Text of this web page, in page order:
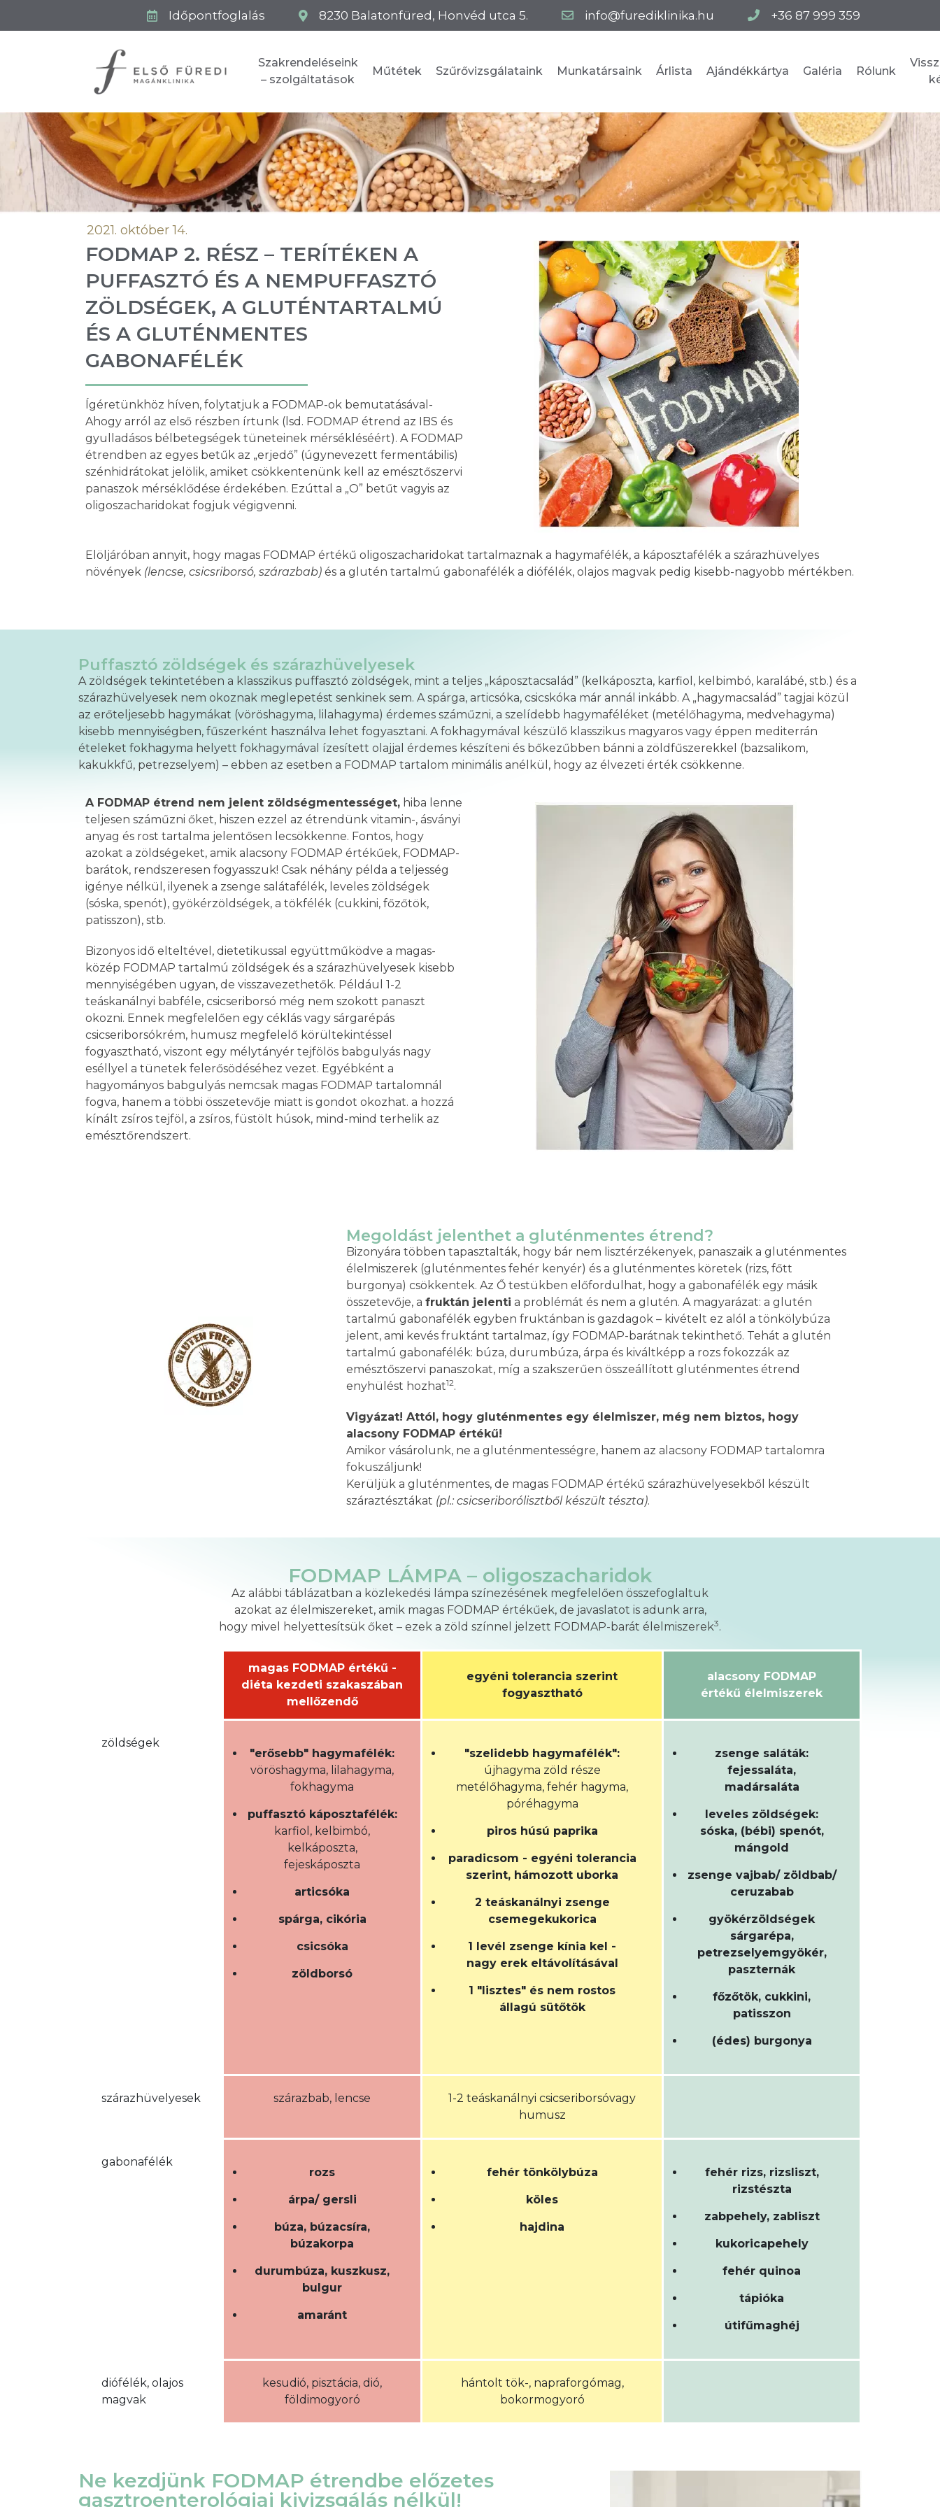
Időpontfoglalás 8230 Balatonfüred , Honvéd utca 5. info@furediklinika.hu +36 87 999 359
Szakrendeléseink
– szolgáltatások
Műtétek Szűrővizsgálataink Munkatársaink Árlista Ajándékkártya Galéria Rólunk
2021. október 14.
FODMAP 2. RÉSZ – TERÍTÉKEN A
PUFFASZTÓ ÉS A NEMPUFFASZTÓ
ZÖLDSÉGEK, A GLUTÉNTARTALMÚ
ÉS A GLUTÉNMENTES
GABONAFÉLÉK
Ígéretünkhöz híven, folytatjuk a FODMAP-ok bemutatásával-
Ahogy arról az első részben írtunk (lsd. FODMAP étrend az IBS és
gyulladásos bélbetegségek tüneteinek mérsékléséért). A FODMAP
étrendben az egyes betűk az „erjedő” (úgynevezett fermentábilis)
szénhidrátokat jelölik, amiket csökkentenünk kell az emésztőszervi
panaszok mérséklődése érdekében. Ezúttal a „O” betűt vagyis az
oligoszacharidokat fogjuk végigvenni.
Elöljáróban annyit, hogy magas FODMAP értékű oligoszacharidokat tartalmaznak a hagymafélék, a káposztafélék a szárazhüvelyes
növények (lencse, csicsriborsó, szárazbab) és a glutén tartalmú gabonafélék a diófélék, olajos magvak pedig kisebb-nagyobb mértékben.
Puffasztó zöldségek és szárazhüvelyesek
A zöldségek tekintetében a klasszikus puffasztó zöldségek, mint a teljes „káposztacsalád” (kelkáposzta, karfiol, kelbimbó, karalábé, stb.) és a
szárazhüvelyesek nem okoznak meglepetést senkinek sem. A spárga, articsóka, csicskóka már annál inkább. A „hagymacsalád” tagjai közül
az erőteljesebb hagymákat (vöröshagyma, lilahagyma) érdemes száműzni, a szelídebb hagymaféléket (metélőhagyma, medvehagyma)
kisebb mennyiségben, fűszerként használva lehet fogyasztani. A fokhagymával készülő klasszikus magyaros vagy éppen mediterrán
ételeket fokhagyma helyett fokhagymával ízesített olajjal érdemes készíteni és bőkezűbben bánni a zöldfűszerekkel (bazsalikom,
kakukkfű, petrezselyem) – ebben az esetben a FODMAP tartalom minimális anélkül, hogy az élvezeti érték csökkenne.
A FODMAP étrend nem jelent zöldségmentességet, hiba lenne
teljesen száműzni őket, hiszen ezzel az étrendünk vitamin-, ásványi
anyag és rost tartalma jelentősen lecsökkenne. Fontos, hogy
azokat a zöldségeket, amik alacsony FODMAP értékűek, FODMAP-
barátok, rendszeresen fogyasszuk! Csak néhány példa a teljesség
igénye nélkül, ilyenek a zsenge salátafélék, leveles zöldségek
(sóska, spenót), gyökérzöldségek, a tökfélék (cukkini, főzőtök,
patisszon), stb.
Bizonyos idő elteltével, dietetikussal együttműködve a magas-
közép FODMAP tartalmú zöldségek és a szárazhüvelyesek kisebb
mennyiségében ugyan, de visszavezethetők. Például 1-2
teáskanálnyi babféle, csicseriborsó még nem szokott panaszt
okozni. Ennek megfelelően egy céklás vagy sárgarépás
csicseriborsókrém, humusz megfelelő körültekintéssel
fogyasztható, viszont egy mélytányér tejfölös babgulyás nagy
eséllyel a tünetek felerősödéséhez vezet. Egyébként a
hagyományos babgulyás nemcsak magas FODMAP tartalomnál
fogva, hanem a többi összetevője miatt is gondot okozhat. a hozzá
kínált zsíros tejföl, a zsíros, füstölt húsok, mind-mind terhelik az
emésztőrendszert.
Megoldást jelenthet a gluténmentes étrend?
Bizonyára többen tapasztalták, hogy bár nem lisztérzékenyek, panaszaik a gluténmentes
élelmiszerek (gluténmentes fehér kenyér) és a gluténmentes köretek (rizs, főtt
burgonya) csökkentek. Az Ő testükben előfordulhat, hogy a gabonafélék egy másik
összetevője, afruktán jelenti a problémát és nem a glutén. A magyarázat: a glutén
tartalmú gabonafélék egyben fruktánban is gazdagok – kivételt ez alól a tönkölybúza
jelent, ami kevés fruktánt tartalmaz, így FODMAP-barátnak tekinthető. Tehát a glutén
tartalmú gabonafélék: búza, durumbúza, árpa és kiváltképp a rozs fokozzák az
emésztőszervi panaszokat, míg a szakszerűen összeállított gluténmentes étrend
enyhülést hozhat12.
Vigyázat! Attól, hogy gluténmentes egy élelmiszer, még nem biztos, hogy
alacsony FODMAP értékű!
Amikor vásárolunk, ne a gluténmentességre, hanem az alacsony FODMAP tartalomra
fokuszáljunk!
Kerüljük a gluténmentes, de magas FODMAP értékű szárazhüvelyesekből készült
száraztésztákat (pl.: csicseriborólisztből készült tészta).
FODMAP LÁMPA – oligoszacharidok
Az alábbi táblázatban a közlekedési lámpa színezésének megfelelően összefoglaltuk
azokat az élelmiszereket, amik magas FODMAP értékűek, de javaslatot is adunk arra,
hogy mivel helyettesítsük őket – ezek a zöld színnel jelzett FODMAP-barát élelmiszerek3.
magas FODMAP értékű -
diéta kezdeti szakaszában
mellőzendő
egyéni tolerancia szerint
fogyasztható
alacsony FODMAP
értékű élelmiszerek
zöldségek
"erősebb" hagymafélék:
vöröshagyma, lilahagyma,
fokhagyma
puffasztó káposztafélék:
karfiol, kelbimbó,
kelkáposzta,
fejeskáposzta
articsóka
spárga, cikória
csicsóka
zöldborsó
"szelidebb hagymafélék":
újhagyma zöld része
metélőhagyma, fehér hagyma,
póréhagyma
piros húsú paprika
paradicsom - egyéni tolerancia
szerint, hámozott uborka
2 teáskanálnyi zsenge
csemegekukorica
1 levél zsenge kínia kel -
nagy erek eltávolításával
1 "lisztes" és nem rostos
állagú sütőtök
zsenge saláták:
fejessaláta,
madársaláta
leveles zöldségek:
sóska, (bébi) spenót,
mángold
zsenge vajbab/ zöldbab/
ceruzabab
gyökérzöldségek
sárgarépa,
petrezselyemgyökér,
paszternák
főzőtök, cukkini,
patisszon
(édes) burgonya
szárazhüvelyesek szárazbab, lencse
1-2 teáskanálnyi csicseriborsóvagy
humusz
gabonafélék
rozs
árpa/ gersli
búza, búzacsíra,
búzakorpa
durumbúza, kuszkusz,
bulgur
amaránt
fehér tönkölybúza
köles
hajdina
fehér rizs, rizsliszt,
rizstészta
zabpehely, zabliszt
kukoricapehely
fehér quinoa
tápióka
útifűmaghéj
diófélék, olajos
magvak
kesudió, pisztácia, dió,
földimogyoró
hántolt tök-, napraforgómag,
bokormogyoró
Ne kezdjünk FODMAP étrendbe előzetes
gasztroenterológiai kivizsgálás nélkül!